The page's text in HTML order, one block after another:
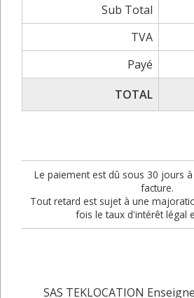
Sub Total
TVA
Payé
TOTAL
Le paiement est dû sous 30 jours
facture.
Tout retard est sujet à une
fois le taux d'intérêt légal
SAS TEKLOCATION